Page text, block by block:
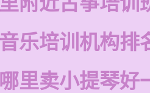
乐培训机构排
里卖小提琴好